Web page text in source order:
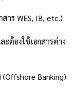
าร WES, IB, etc.)
ต้องใช้เอกสารต่าง
Banking)